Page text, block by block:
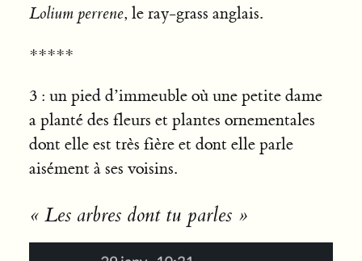
Lolium perrene, le ray-grass anglais.
*****
3 : un pied d’immeuble où une petite dame
a planté des fleurs et plantes ornementales
dont elle est très fière et dont elle parle
aisément à ses voisins.
« Les arbres dont tu parles »